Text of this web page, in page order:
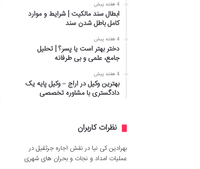
4 هفته پیش
ابطال سند مالکیت | شرایط و موارد
کامل باطل شدن سند
4 هفته پیش
دختر بهتر است یا پسر؟ | تحلیل
جامع، علمی و بی طرفانه
4 هفته پیش
بهترین وکیل در اراج – وکیل پایه یک
دادگستری با مشاوره تخصصی
نظرات کاربران
بهرادین کی نیا درنقش اجاره جرثقیل در
عملیات امداد و نجات و بحران های شهری